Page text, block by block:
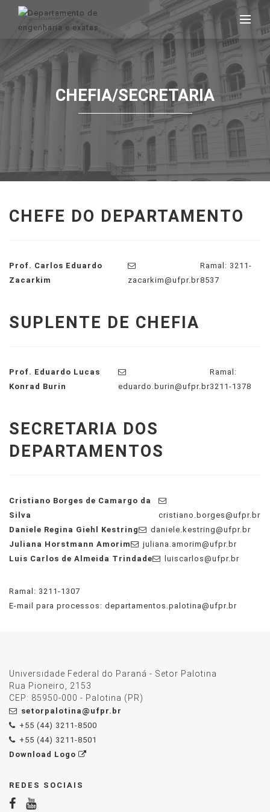
CHEFIA/SECRETARIA
CHEFE DO DEPARTAMENTO
Prof. Carlos Eduardo
Zacarkim
zacarkim@ufpr.br
Ramal: 3211-
8537
SUPLENTE DE CHEFIA
Prof. Eduardo Lucas
Konrad Burin
eduardo.burin@ufpr.br
Ramal:
3211-1378
SECRETARIA DOS
DEPARTAMENTOS
Cristiano Borges de Camargo da
Silva
cristiano.borges@ufpr.br
Daniele Regina Giehl Kestring
daniele.kestring@ufpr.br
Juliana Horstmann Amorim
juliana.amorim@ufpr.br
Luis Carlos de Almeida Trindade
luiscarlos@ufpr.br
Ramal: 3211-1307
E-mail para processos: departamentos.palotina@ufpr.br
Universidade Federal do Paraná - Setor Palotina
Rua Pioneiro, 2153
CEP: 85950-000 - Palotina (PR)
setorpalotina@ufpr.br
+55 (44) 3211-8500
+55 (44) 3211-8501
Download Logo
REDES SOCIAIS